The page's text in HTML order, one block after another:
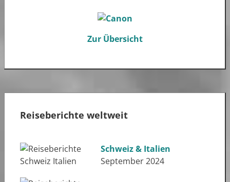
Zur Übersicht
Reiseberichte weltweit
Schweiz & Italien
September 2024